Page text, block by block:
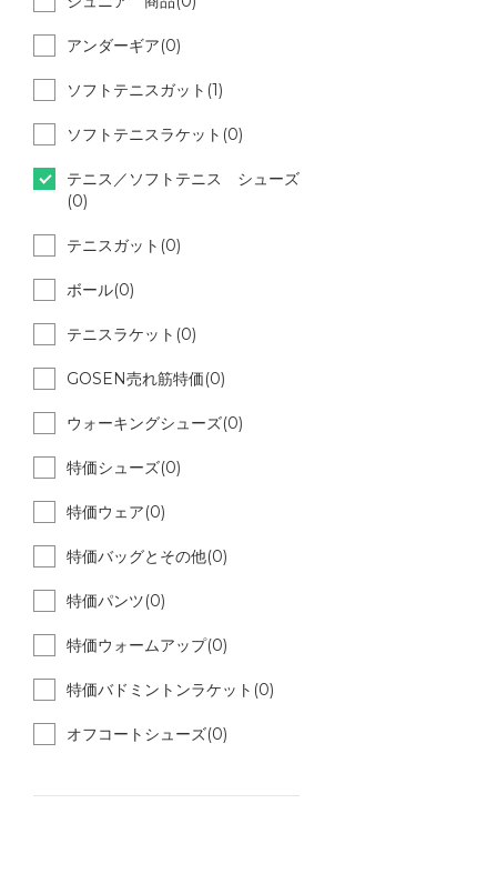
アンダーギア(0)
ソフトテニスガット(1)
ソフトテニスラケット(0)
テニス／ソフトテニス シューズ
(0)
テニスガット(0)
ボール(0)
テニスラケット(0)
GOSEN売れ筋特価(0)
ウォーキングシューズ(0)
特価シューズ(0)
特価ウェア(0)
特価バッグとその他(0)
特価パンツ(0)
特価ウォームアップ(0)
特価バドミントンラケット(0)
オフコートシューズ(0)